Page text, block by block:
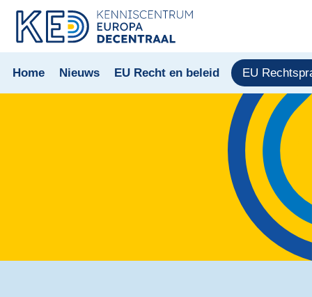
Home Nieuws EU Recht en beleid EU